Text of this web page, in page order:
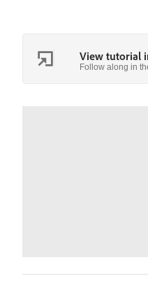
View tutorial
Follow along in